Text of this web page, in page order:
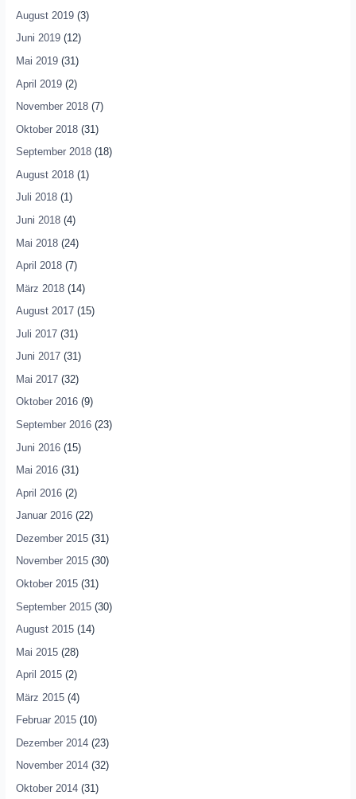
August 2019(3)
Juni 2019(12)
Mai 2019(31)
April 2019(2)
November 2018(7)
Oktober 2018(31)
September 2018(18)
August 2018(1)
Juli 2018(1)
Juni 2018(4)
Mai 2018(24)
April 2018(7)
März 2018(14)
August 2017(15)
Juli 2017(31)
Juni 2017(31)
Mai 2017(32)
Oktober 2016(9)
September 2016(23)
Juni 2016(15)
Mai 2016(31)
April 2016(2)
Januar 2016(22)
Dezember 2015(31)
November 2015(30)
Oktober 2015(31)
September 2015(30)
August 2015(14)
Mai 2015(28)
April 2015(2)
März 2015(4)
Februar 2015(10)
Dezember 2014(23)
November 2014(32)
Oktober 2014(31)